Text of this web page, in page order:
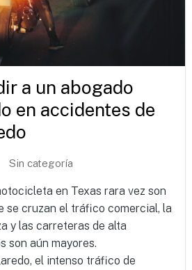
a un abogado
en accidentes de
Sin categoría
en Texas rara vez son
se cruzan el tráfico comercial, la
y las carreteras de alta
son aún mayores.
el intenso tráfico de